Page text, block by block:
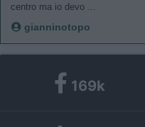
centro ma io devo ...
gianninotopo
169k